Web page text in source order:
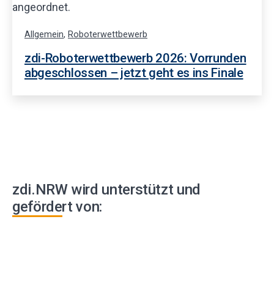
Allgemein, Roboterwettbewerb
zdi-Roboterwettbewerb 2026: Vorrunden
abgeschlossen – jetzt geht es ins Finale
zdi.NRW wird unterstützt und
gefördert von: